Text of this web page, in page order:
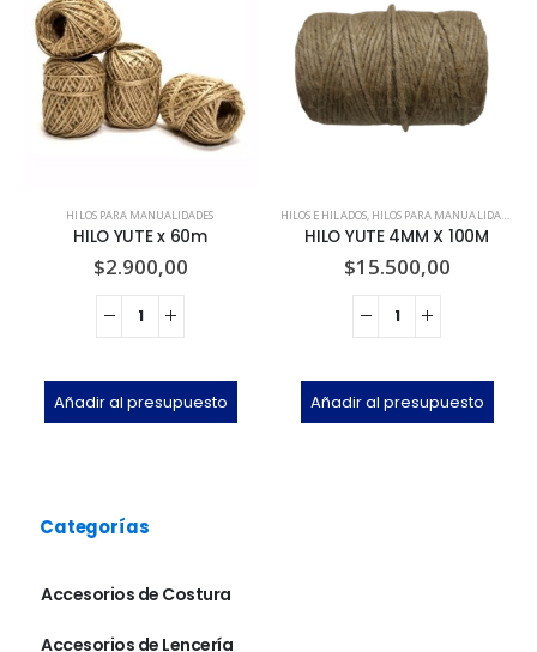
HILOS PARA MANUALIDADES
HILO YUTE x 60m
$2.900,00
Añadir al presupuesto
HILOS E HILADOS, HILOS PARA MANUALIDADES
HILO YUTE 4MM X 100M
$15.500,00
Añadir al presupuesto
Categorías
Accesorios de Costura
Accesorios de Lencería